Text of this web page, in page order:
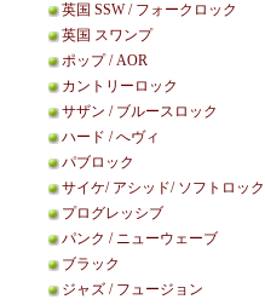
英国 SSW / フォークロック
英国 スワンプ
ポップ / AOR
カントリーロック
サザン / ブルースロック
ハード / へヴィ
パブロック
サイケ/ アシッド/ ソフトロック
プログレッシブ
パンク / ニューウェーブ
ブラック
ジャズ / フュージョン